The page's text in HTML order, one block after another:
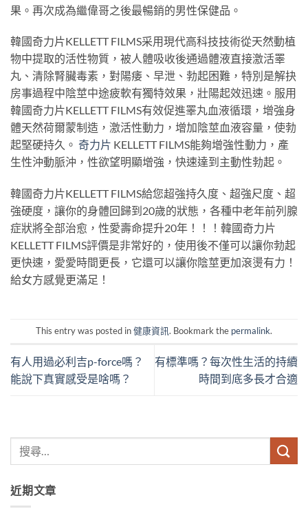
果。再次成為繼偉哥之後最暢銷的男性保健品。
韓國奇力片KELLETT FILMS采用現代高科技技術從天然動植
物中提取的活性物質，被人體吸收後通過體液直接激活睪
丸、清除腎臟毒素，對陽痿、早泄、勃起困難，特別是解抉
房事過程中陰莖中途疲軟有獨特效果，壯陽起效迅速。服用
韓國奇力片KELLETT FILMS有效促進睪丸血液循環，增強身
體天然荷爾蒙制造，激活性動力，增加陰莖血液容量，使勃
起堅硬持久。 奇力片 KELLETT FILMS能夠增強性動力，產
生性沖動脈沖，性欲望明顯增強，快速達到主動性勃起。
韓國奇力片KELLETT FILMS給您超強持久度、超強尺度、超
強硬度，讓你的身體回歸到20歲的狀態，各種中老年前列腺
症狀將全部治愈，性愛壽命提升20年！！！韓國奇力片
KELLETT FILMS評價是非常好的，使用後不僅可以讓你勃起
更快速，愛愛時間更長，它還可以讓你陰莖更加滾燙有力！
給女方感覺更滿足！
This entry was posted in健康資訊. Bookmark the permalink.
有人用過必利吉p-force嗎？
能說下真實感受是啥嗎？
有標準嗎？每次性生活的持續
時間到底多長才合適
近期文章